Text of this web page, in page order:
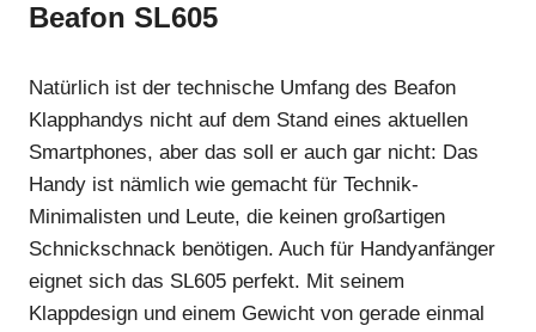
Beafon SL605
Natürlich ist der technische Umfang des Beafon
Klapphandys nicht auf dem Stand eines aktuellen
Smartphones, aber das soll er auch gar nicht: Das
Handy ist nämlich wie gemacht für Technik-
Minimalisten und Leute, die keinen großartigen
Schnickschnack benötigen. Auch für Handyanfänger
eignet sich das SL605 perfekt. Mit seinem
Klappdesign und einem Gewicht von gerade einmal